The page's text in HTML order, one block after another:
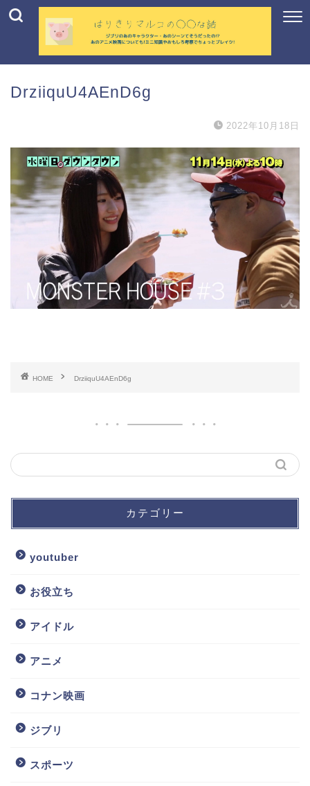
DrziiquU4AEnD6g
2022年10月18日
HOME DrziiquU4AEnD6g
カテゴリー
youtuber
お役立ち
アイドル
アニメ
コナン映画
ジブリ
スポーツ